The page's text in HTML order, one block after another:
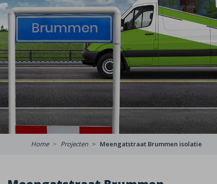
Home Projecten Meengatstraat Brummen isolatie